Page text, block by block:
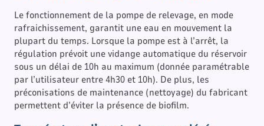
Le fonctionnement de la pompe de relevage, en mode
rafraichissement, garantit une eau en mouvement la
plupart du temps. Lorsque la pompe est à l’arrêt, la
régulation prévoit une vidange automatique du réservoir
sous un délai de 10h au maximum (donnée paramétrable
par l’utilisateur entre 4h30 et 10h). De plus, les
préconisations de maintenance (nettoyage) du fabricant
permettent d’éviter la présence de biofilm.